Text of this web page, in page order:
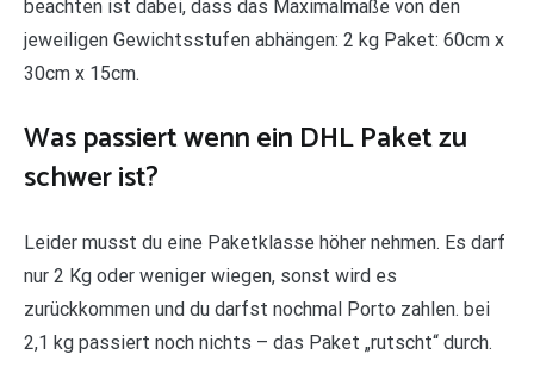
beachten ist dabei, dass das Maximalmaße von den
jeweiligen Gewichtsstufen abhängen: 2 kg Paket: 60cm x
30cm x 15cm.
Was passiert wenn ein DHL Paket zu
schwer ist?
Leider musst du eine Paketklasse höher nehmen. Es darf
nur 2 Kg oder weniger wiegen, sonst wird es
zurückkommen und du darfst nochmal Porto zahlen. bei
2,1 kg passiert noch nichts – das Paket „rutscht“ durch.